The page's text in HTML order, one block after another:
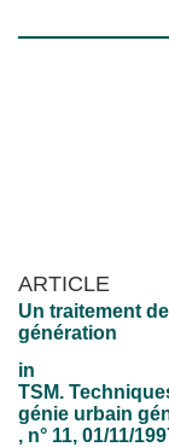
ARTICLE
Un traitement
génération
in
TSM.
génie urbain
, n° 11, 01/11/